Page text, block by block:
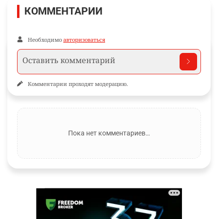
КОММЕНТАРИИ
Необходимо авторизоваться
Комментарии проходят модерацию.
Пока нет комментариев…